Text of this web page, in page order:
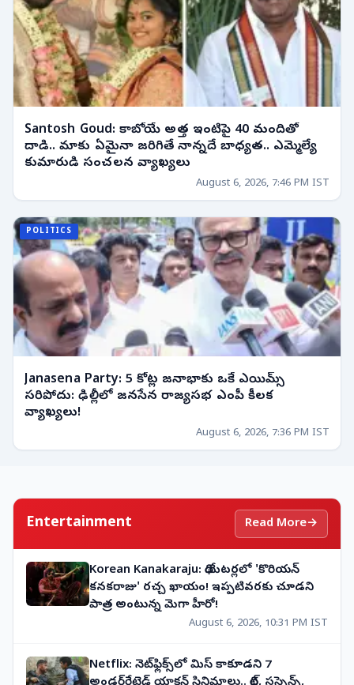
Santosh Goud: కాబోయే అత్త ఇంటిపై 40 మందితో
దాడి.. మాకు ఏమైనా జరిగితే నాన్నదే బాధ్యత.. ఎమ్మెల్యే
కుమారుడి సంచలన వ్యాఖ్యలు
August 6, 2026, 7:46 PM IST
POLITICS
Janasena Party: 5 కోట్ల జనాభాకు ఒకే ఎయిమ్స్
సరిపోదు: ఢిల్లీలో జనసేన రాజ్యసభ ఎంపీ కీలక
వ్యాఖ్యలు!
August 6, 2026, 7:36 PM IST
Entertainment Read More→
Korean Kanakaraju: థియేటర్లలో 'కొరియన్
కనకరాజు' రచ్చ ఖాయం! ఇప్పటివరకు చూడని
పాత్ర అంటున్న మెగా హీరో!
August 6, 2026, 10:31 PM IST
Netflix: నెట్‌ఫ్లిక్స్‌లో మిస్ కాకూడని 7